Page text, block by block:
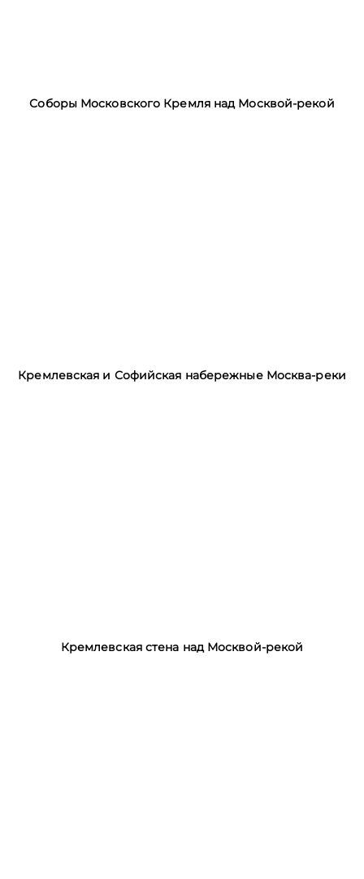
Соборы Московского Кремля над Москвой-рекой
Кремлевская и Софийская набережные Москва-реки
Кремлевская стена над Москвой-рекой